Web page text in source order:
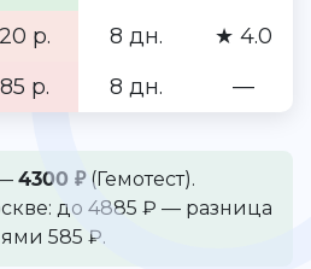
р. 8 дн. ★ 4.0
р. 8 дн. —
4300 ₽(Гемотест).
до 4885 ₽ — разница
585 ₽.